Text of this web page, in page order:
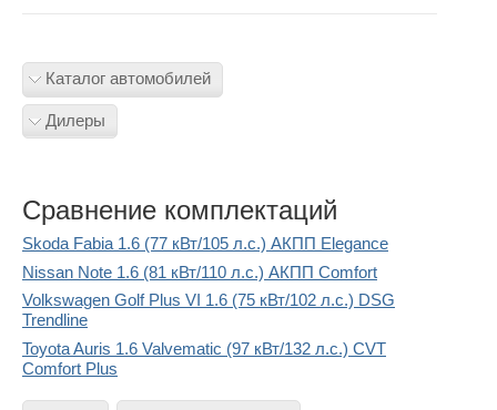
Каталог автомобилей
Дилеры
Сравнение комплектаций
Skoda Fabia 1.6 (77 кВт/105 л.с.) АКПП Elegance
Nissan Note 1.6 (81 кВт/110 л.с.) АКПП Comfort
Volkswagen Golf Plus VI 1.6 (75 кВт/102 л.с.) DSG
Trendline
Toyota Auris 1.6 Valvematic (97 кВт/132 л.с.) CVT
Comfort Plus